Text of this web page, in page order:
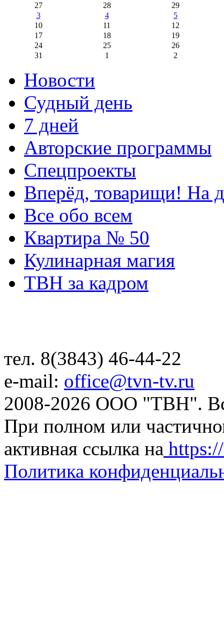
27
28
29
3
4
5
10
11
12
17
18
19
24
25
26
31
1 2
Новости
Судный день
7 дней
Авторские программы
Спецпроекты
Вперёд, товарищи! На
Все обо всем
Квартира № 50
Кулинарная магия
ТВН за кадром
тел. 8(3843) 46-44-22
e-mail: office@tvn-tv.ru
2008-2026 ООО "ТВН".
При полном или
активная ссылка на
Политика